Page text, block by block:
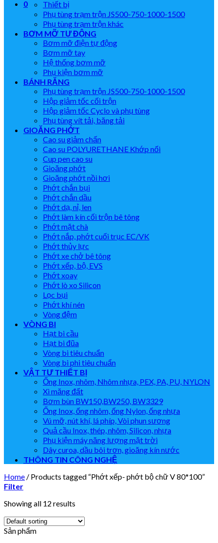
0
Thiết bị
Phụ tùng trạm trộn JS500-750-1000-1500
Phụ tùng trạm trộn khác
BƠM MỠ TỰ ĐỘNG
Bơm mỡ điện tự động
Bơm mỡ tay
Hệ thống bơm mỡ
Phụ kiện bơm mỡ
BÁNH RĂNG
Phụ tùng trạm trộn JS500-750-1000-1500
Hộp giảm tốc cối trộn
Hộp giảm tốc Cyclo và phụ tùng
Phụ tùng vít tải, băng tải
GIOĂNG PHỚT
Cao su giảm chấn
Cao su POLYURETHANE Khớp nối
Cup pen cao su
Gioăng phớt
Gioăng phớt nồi hơi
Phớt chắn bụi
Phớt chắn dầu
Phớt dạ, nỉ, len
Phớt làm kín cối trộn bê tông
Phớt mặt chà
Phớt nắp, phớt cuối trục EC/VK
Phớt thủy lực
Phớt xe chở bê tông
Phớt xếp, bộ, EVS
Phớt xoay
Phớt lò xo Silicon
Lọc bụi
Phớt khí nén
Vòng đệm
VÒNG BI
Hạt bi cầu
Hạt bi đũa
Vòng bi tiêu chuẩn
Vòng bi phi tiêu chuẩn
VẬT TƯ THIẾT BỊ
Ống Inox, nhôm, Nhôm nhựa, PEX, PA, PU, NYLON
Xi măng đất
Bơm bùn BW150,BW250, BW3329
Ống Inox, ống nhôm, ống Nylon, ống nhựa
Vú mỡ, nút khí, lá phíp, Vòi phun sương
Quả cầu Inox, thép, nhôm, Silicon, nhựa
Phụ kiện máy năng lượng mặt trời
Dây curoa, dầu bôi trơn, gioăng kín nước
THÔNG TIN CÔNG NGHỆ
Home / Products tagged “Phớt xếp- phớt bộ chữ V 80*100”
Filter
Showing all 12 results
Sản phẩm